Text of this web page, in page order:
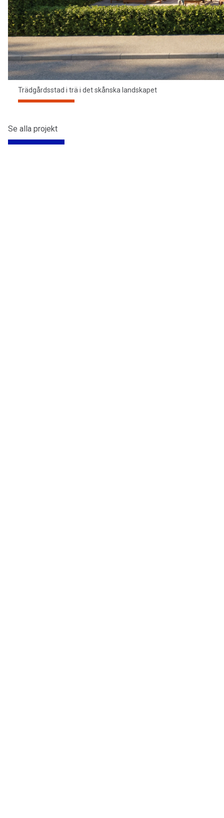
Trädgårdsstad i trä i det skånska landskapet
Se alla projekt